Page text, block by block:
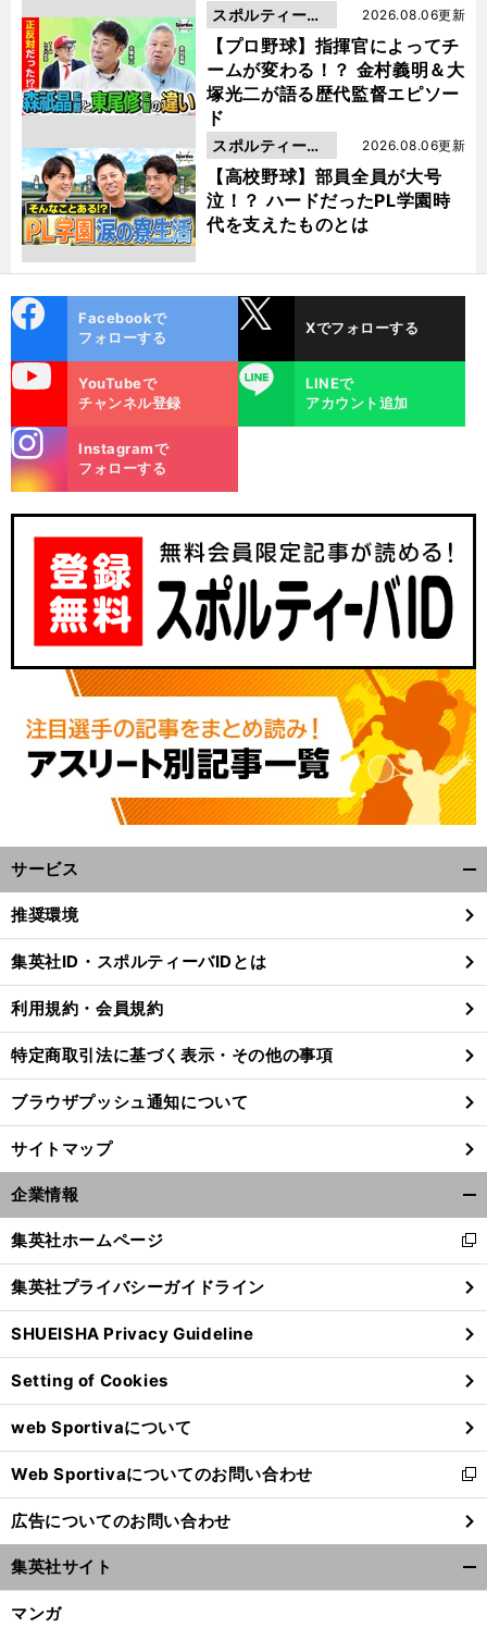
】
戦
」
前
【プロ野球】指揮官によってチ
ームが変わる！？ 金村義明＆大
塚光二が語る歴代監督エピソー
ド
2026.08.06更新
スポルティーバ
動画
【高校野球】部員全員が大号
泣！？ ハードだったPL学園時
代を支えたものとは
2026.08.06更新
スポルティーバ
動画
ok
Facebookで
フォローする
Xでフォローする
YouTubeで
チャンネル登録
LINE
LINEで
アカウント追加
m
Instagramで
フォローする
サービス
閉
る
推奨環境
集英社ID・スポルティーバIDとは
利用規約・会員規約
特定商取引法に基づく表示・その他の事項
ブラウザプッシュ通知について
サイトマップ
企業情報
閉
る
集英社ホームページ
新
し
い
ウ
ィ
ン
ド
ウ
で
開
く
集英社プライバシーガイドライン
SHUEISHA Privacy Guideline
Setting of Cookies
web Sportivaについて
Web Sportivaについてのお問い合わせ
新
し
い
ウ
ィ
ン
広告についてのお問い合わせ
集英社サイト
マンガ